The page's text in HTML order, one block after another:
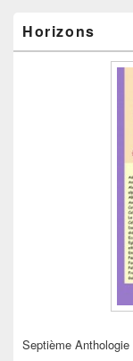
Horizons
Septième Anthologie